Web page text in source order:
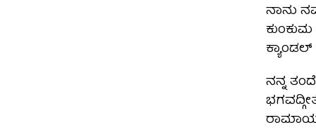
ನಾನು
ಕುಂಕುಮ
ನನ್ನ